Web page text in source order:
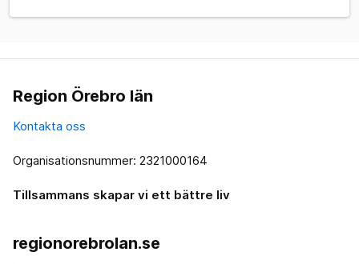
Region Örebro län
Kontakta oss
Organisationsnummer: 2321000164
Tillsammans skapar vi ett bättre liv
regionorebrolan.se